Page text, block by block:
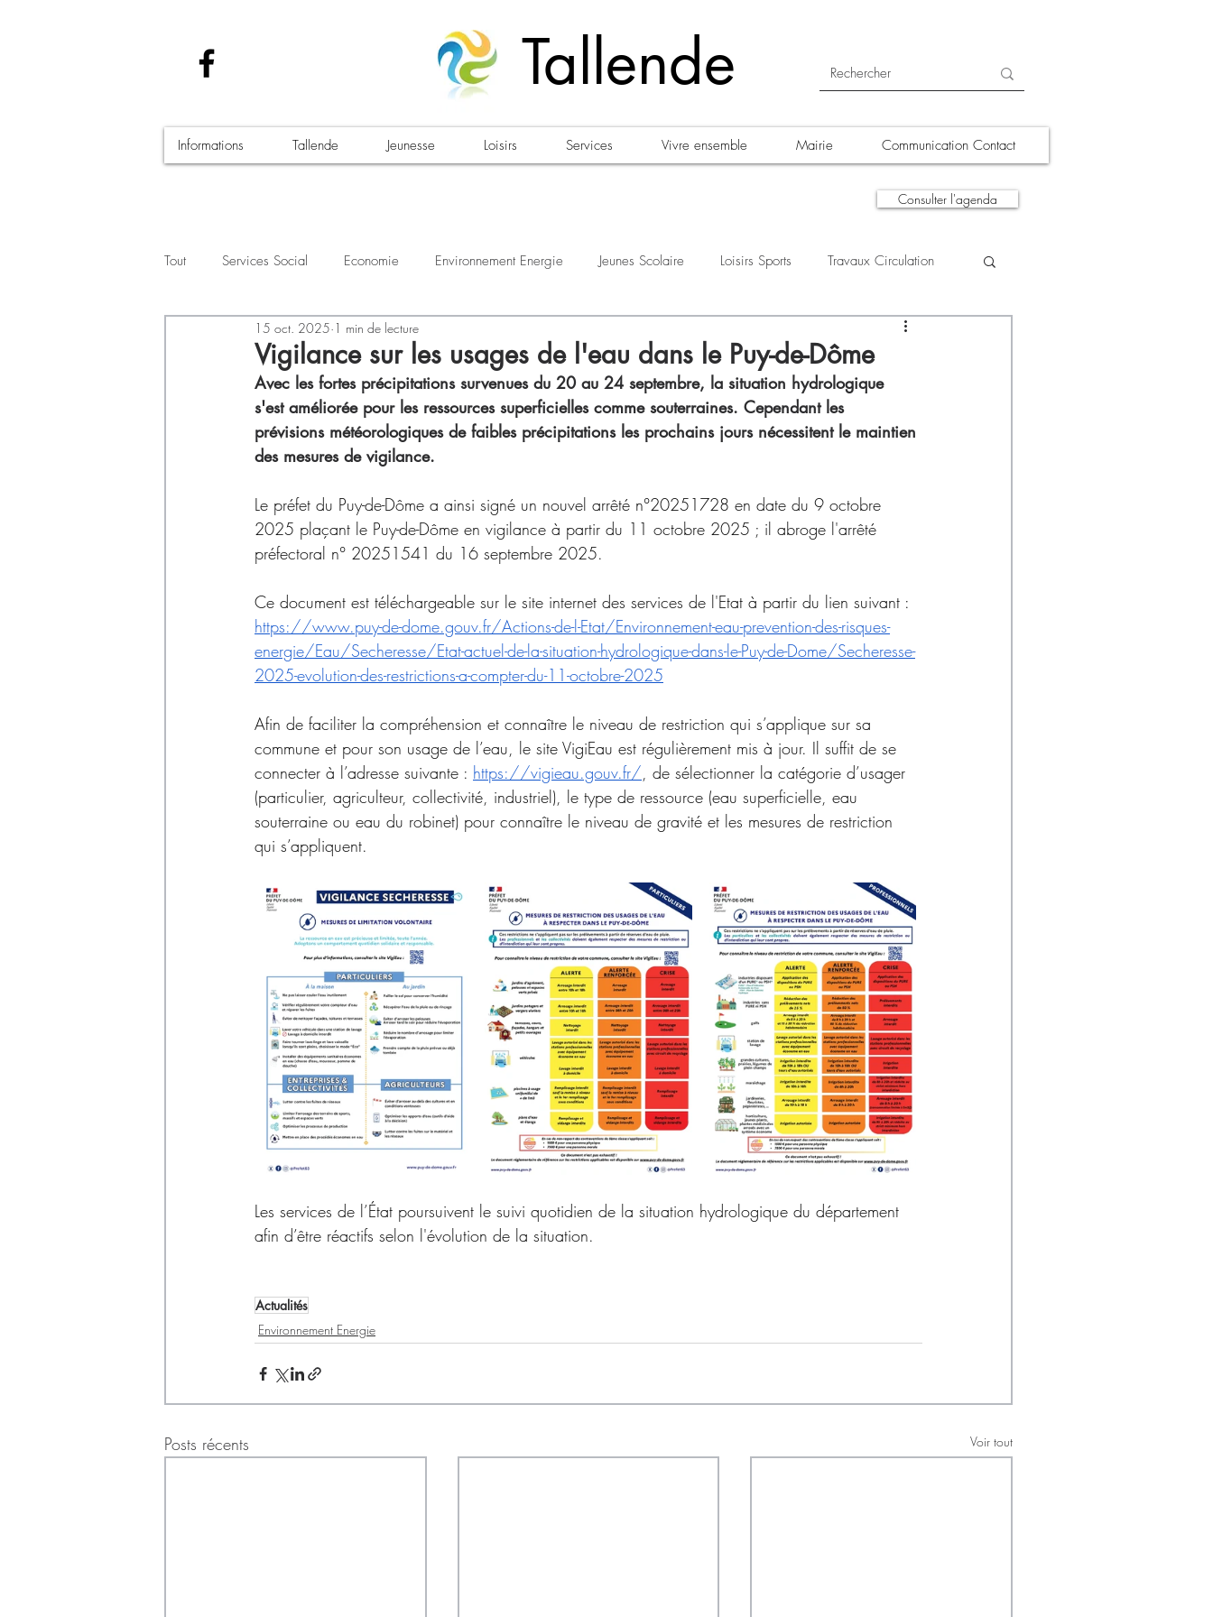
Tallende
Informations Tallende Jeunesse Loisirs Services Vivre ensemble Mairie Communication Contact
Consulter l'agenda
Tout Services Social Economie Environnement Energie Jeunes Scolaire Loisirs Sports Travaux Circulation
Santé - Covid-19 Culture Manifestations A la une
Vigilance sur les usages de l'eau dans le Puy-de-Dôme
15 oct. 2025 1 min de lecture
Avec les fortes précipitations survenues du 20 au 24 septembre, la situation hydrologique
s'est améliorée pour les ressources superficielles comme souterraines. Cependant les
prévisions météorologiques de faibles précipitations les prochains jours nécessitent le maintien
des mesures de vigilance.
Le préfet du Puy-de-Dôme a ainsi signé un nouvel arrêté n°20251728 en date du 9 octobre
2025 plaçant le Puy-de-Dôme en vigilance à partir du 11 octobre 2025 ; il abroge l'arrêté
préfectoral n° 20251541 du 16 septembre 2025.
Ce document est téléchargeable sur le site internet des services de l'Etat à partir du lien suivant :
https://www.puy-de-dome.gouv.fr/Actions-de-l-Etat/Environnement-eau-prevention-des-risques-
energie/Eau/Secheresse/Etat-actuel-de-la-situation-hydrologique-dans-le-Puy-de-Dome/Secheresse-
2025-evolution-des-restrictions-a-compter-du-11-octobre-2025
Afin de faciliter la compréhension et connaître le niveau de restriction qui s’applique sur sa
commune et pour son usage de l’eau, le site VigiEau est régulièrement mis à jour. Il suffit de se
connecter à l’adresse suivante : https://vigieau.gouv.fr/, de sélectionner la catégorie d’usager
(particulier, agriculteur, collectivité, industriel), le type de ressource (eau superficielle, eau
souterraine ou eau du robinet) pour connaître le niveau de gravité et les mesures de restriction
qui s’appliquent.
Les services de l’État poursuivent le suivi quotidien de la situation hydrologique du département
afin d’être réactifs selon l'évolution de la situation.
Actualités
Environnement Energie
Posts récents Voir tout